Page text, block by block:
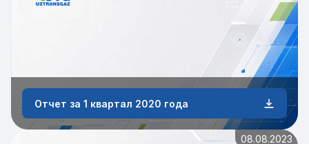
Отчет за 1 квартал 2020 года
08.08.2023